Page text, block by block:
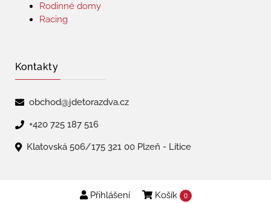
Přihlášení Košík 0
Rodinné domy
Racing
Kontakty
obchod@jdetorazdva.cz
+420 725 187 516
Klatovská 506/175 321 00 Plzeň - Litice
Copyright © 2026 | jdetorazdva